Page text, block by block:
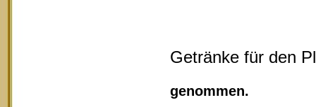
Getränke für den
genommen.